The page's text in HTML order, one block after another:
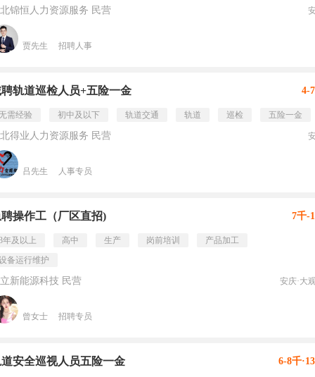
锦恒人力资源服务 民营
贾先生 招聘人事
轨道巡检人员+五险一金 4-
需经验 初中及以下 轨道交通 轨道 巡检 五险一金
得业人力资源服务 民营
吕先生 人事专员
操作工（厂区直招) 7千-
年及以上 高中 生产 岗前培训
产品加工
备运行维护
新能源科技 民营 安庆·大
曾女士 招聘专员
安全巡视人员五险一金 6-8千